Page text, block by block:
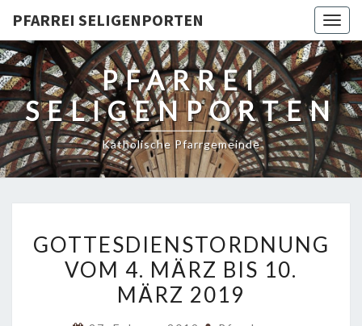
PFARREI SELIGENPORTEN
PFARREI
SELIGENPORTEN
Katholische Pfarrgemeinde
VOM
4.
MÄRZ
GOTTESDIENSTORDNUNG
VOM 4. MÄRZ BIS 10.
MÄRZ 2019